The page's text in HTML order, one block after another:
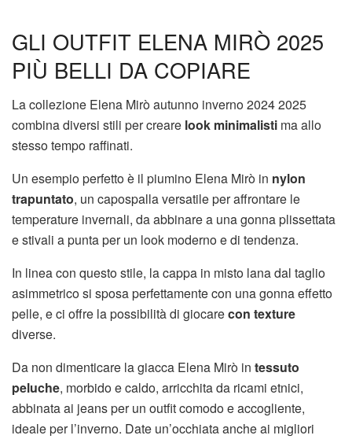
GLI OUTFIT ELENA MIRÒ 2025
PIÙ BELLI DA COPIARE
La collezione Elena Mirò autunno inverno 2024 2025
combina diversi stili per creare look minimalisti ma allo
stesso tempo raffinati.
Un esempio perfetto è il piumino Elena Mirò in nylon
trapuntato, un capospalla versatile per affrontare le
temperature invernali, da abbinare a una gonna plissettata
e stivali a punta per un look moderno e di tendenza.
In linea con questo stile, la cappa in misto lana dal taglio
asimmetrico si sposa perfettamente con una gonna effetto
pelle, e ci offre la possibilità di giocarecon texture
diverse.
Da non dimenticare la giacca Elena Mirò in tessuto
peluche, morbido e caldo, arricchita da ricami etnici,
abbinata ai jeans per un outfit comodo e accogliente,
ideale per l’inverno. Date un’occhiata anche ai migliori